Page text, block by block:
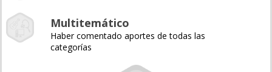
Multitemático
Haber comentado aportes de todas las
categorías